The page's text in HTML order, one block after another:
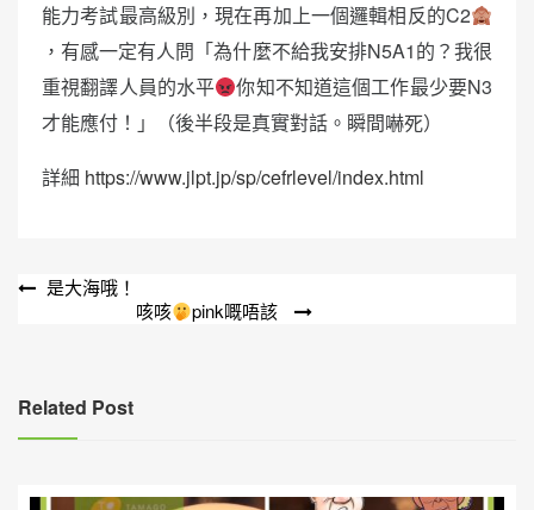
能力考試最高級別，現在再加上一個邏輯相反的C2
，有感一定有人問「為什麼不給我安排N5A1的？我很
重視翻譯人員的水平
你知不知道這個工作最少要N3
才能應付！」（後半段是真實對話。瞬間嚇死）
詳細 https://www.jlpt.jp/sp/cefrlevel/index.html
文
覽
是大海哦！
咳咳
pink嘅唔該
Related Post